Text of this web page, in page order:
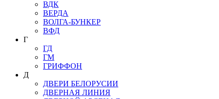
ВДК
ВЕРДА
ВОЛГА-БУНКЕР
ВФД
Г
ГД
ГМ
ГРИФФОН
Д
ДВЕРИ БЕЛОРУСИИ
ДВЕРНАЯ ЛИНИЯ